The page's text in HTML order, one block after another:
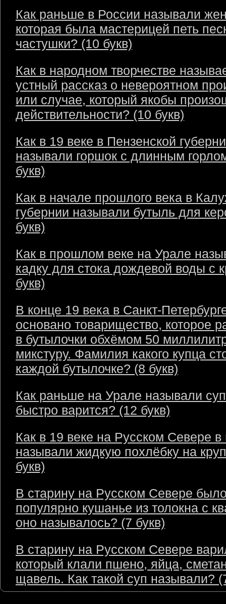
Как раньше в России называли
которая была мастерицей петь
частушки? (10 букв)
Как в народном творчестве
устный рассказ о невероятном
или случае, который якобы
действительности? (10 букв)
Как в 19 веке в Пензенской
называли горшок с длинным
букв)
Как в начале прошлого века в
губернии называли бутыль для
букв)
Как в прошлом веке на Урале
кадку для стока дождевой воды с
букв)
В конце 19 века в Санкт-
основано товарищество, которое
в бутылочки обхёмом 50
микстуру. Фамилия какого купца
каждой бутылочке? (8 букв)
Как раньше на Урале называли
быстро варится? (12 букв)
Как в 19 веке на Русском Севере в
называли жидкую похлёбку на
букв)
В старину на Русском Севере
популярно кушанье из толокна с
оно называлось? (7 букв)
В старину на Русском Севере
который клали пшено, яйца,
щавель. Как такой суп называли?